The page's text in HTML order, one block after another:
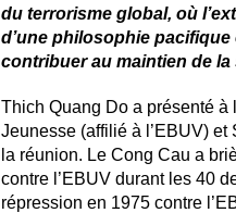
du terrorisme global, où
d’une philosophie
contribuer au maintien de la
Thich Quang Do a présenté à
Jeunesse (affilié à l’EBUV)
la réunion. Le Cong Cau a
contre l’EBUV durant les 40
répression en 1975 contre